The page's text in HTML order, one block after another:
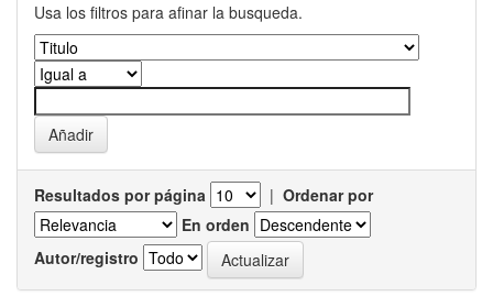
Usa los filtros para afinar la busqueda.
Resultados por página | Ordenar por
En orden
Autor/registro